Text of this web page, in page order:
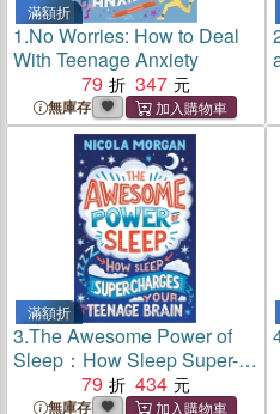
滿額折
1.No Worries: How to Deal
With Teenage Anxiety
79
347
無庫存
滿額折
3.The Awesome Power of
Sleep：How Sleep Super-
Charges Your Teenage
Brain
79 434
無庫存